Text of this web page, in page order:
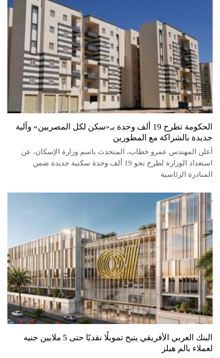
الحكومة تطرح 19 ألف وحدة بـ«سكن لكل المصريين» وآلية
جديدة بالشراكة مع المطورين
أعلن المهندس عمرو خطاب، المتحدث باسم وزارة الإسكان، عن
استعداد الوزارة لطرح نحو 19 ألف وحدة سكنية جديدة ضمن
المبادرة الرئاسية
البنك العربي الأفريقي يتيح تمويلًا نقديًا حتى 5 ملايين جنيه
لعملاء بالم هيلز